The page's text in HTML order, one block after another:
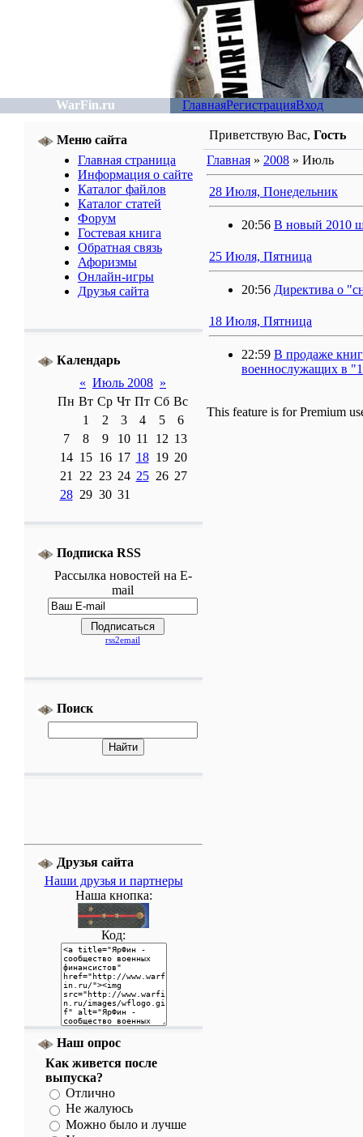
WarFin.ru ГлавнаяРегистрацияВход
Меню сайта
Главная страница
Информация о сайте
Каталог файлов
Каталог статей
Форум
Гостевая книга
Обратная связь
Афоризмы
Онлайн-игры
Друзья сайта
Календарь
« Июль 2008 »
Пн Вт Ср Чт Пт Сб Вс
1
2 3 4 5
6
7
8 9 10 11 12 13
14 15 16 17 18 19 20
21
22 23 24 25 26 27
28 29 30 31
Подписка RSS
Рассылка новостей на E-
mail
rss2email
Поиск
Друзья сайта
Наши друзья и партнеры
Наша кнопка:
Код:
Наш опрос
Как живется после
выпуска?
Отлично
Не жалуюсь
Можно было и лучше
Приветствую Вас, Гость
Главная » 2008 » Июль
28 Июля, Понедельник
20:56 В новый 2010
25 Июля, Пятница
20:56 Директива о
18 Июля, Пятница
22:59 В продаже
военнослужащих в
This feature is for Premium